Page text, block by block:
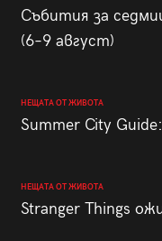
Събития за
(6–9 август)
НЕЩАТА ОТ ЖИВОТА
Summer City
НЕЩАТА ОТ ЖИВОТА
Stranger Things